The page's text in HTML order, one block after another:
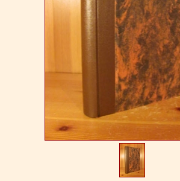
Datenschutzerklärung